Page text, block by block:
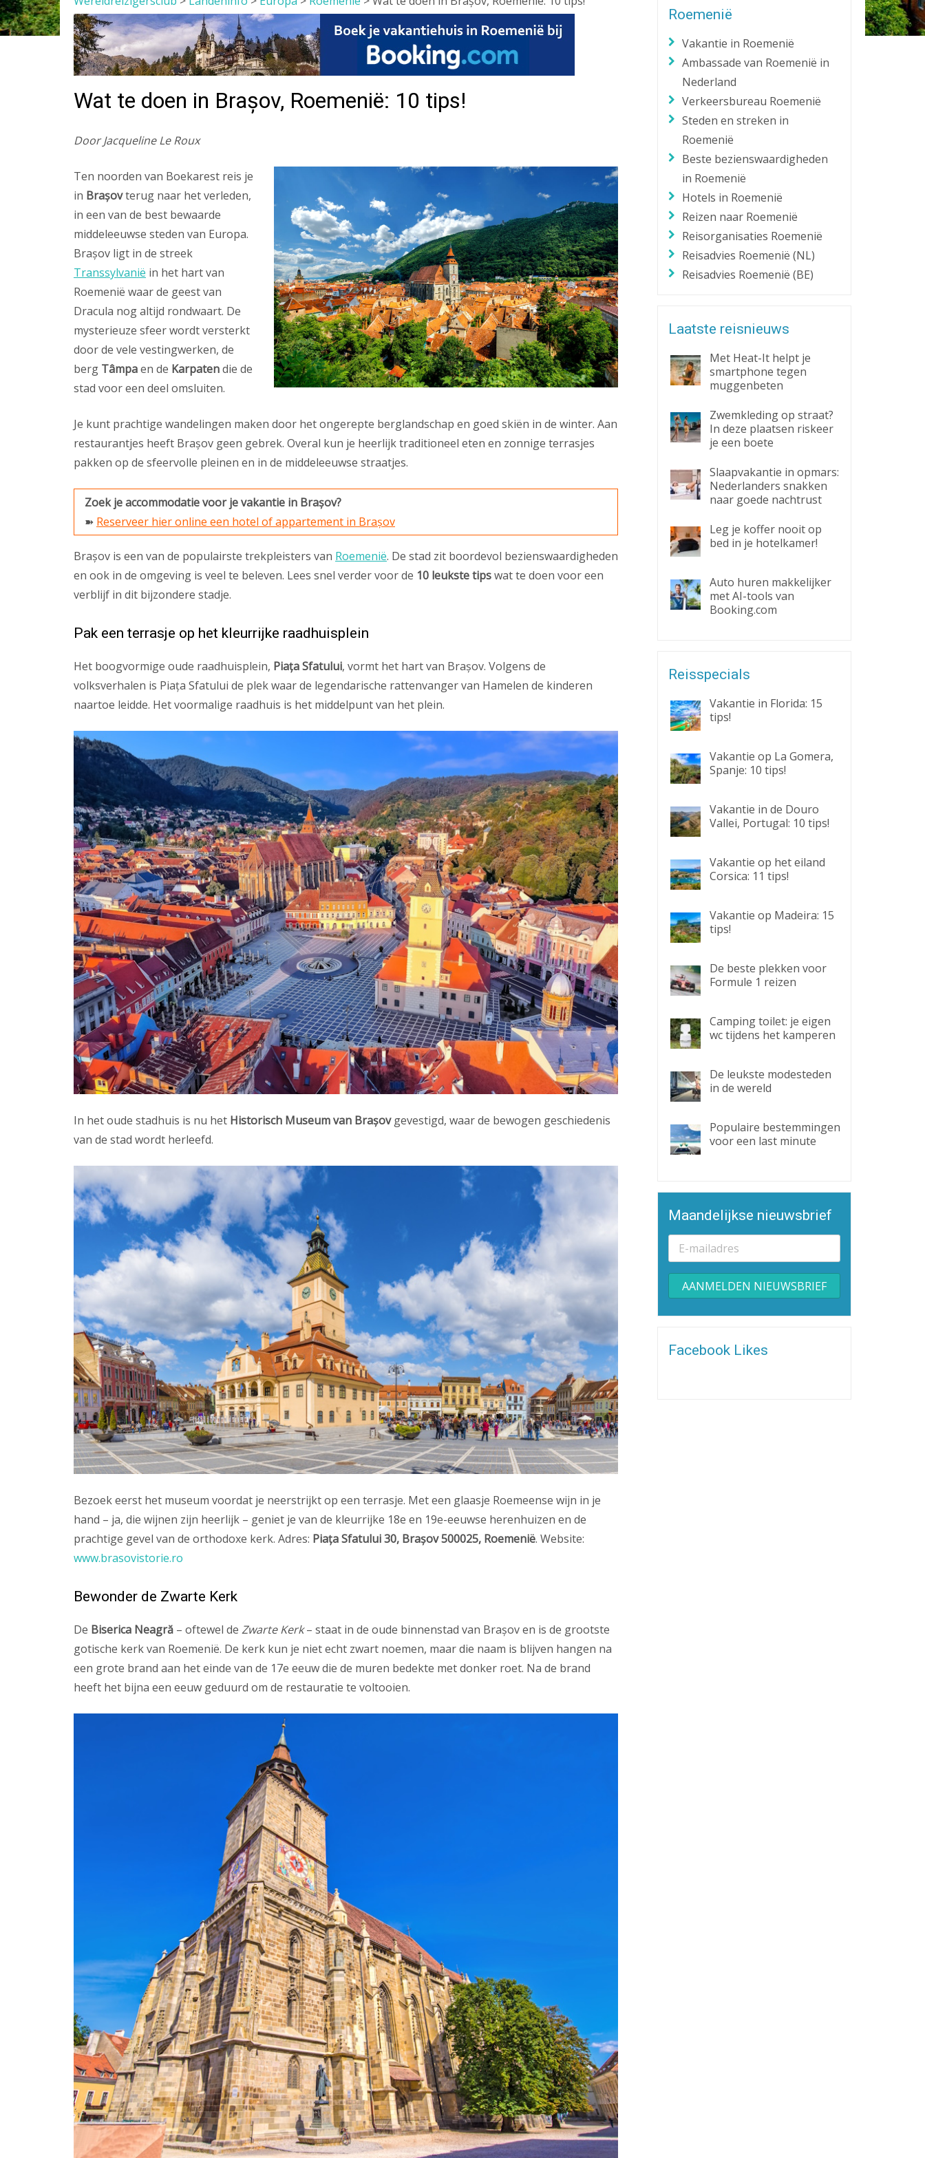
Zaklantaarn
Wat te doen in Brașov, Roemenië: 10 tips!
Door Jacqueline Le Roux
Ten noorden van Boekarest reis je
in Brașovterug naar het verleden,
in een van de best bewaarde
middeleeuwse steden van Europa.
Brașov ligt in de streek
Transsylvanië in het hart van
Roemenië waar de geest van
Dracula nog altijd rondwaart. De
mysterieuze sfeer wordt versterkt
door de vele vestingwerken, de
berg Tâmpaen de Karpatendie de
stad voor een deel omsluiten.
Je kunt prachtige wandelingen maken door het ongerepte berglandschap en goed skiën in de winter. Aan
restaurantjes heeft Brașov geen gebrek. Overal kun je heerlijk traditioneel eten en zonnige terrasjes
pakken op de sfeervolle pleinen en in de middeleeuwse straatjes.
Zoek je accommodatie voor je vakantie in Brașov?
➽ Reserveer hier online een hotel of appartement in Brașov
Brașov is een van de populairste trekpleisters van Roemenië. De stad zit boordevol bezienswaardigheden
en ook in de omgeving is veel te beleven. Lees snel verder voor de 10 leukste tipswat te doen voor een
verblijf in dit bijzondere stadje.
Pak een terrasje op het kleurrijke raadhuisplein
Het boogvormige oude raadhuisplein, Piața Sfatului, vormt het hart van Brașov. Volgens de
volksverhalen is Piața Sfatului de plek waar de legendarische rattenvanger van Hamelen de kinderen
naartoe leidde. Het voormalige raadhuis is het middelpunt van het plein.
In het oude stadhuis is nu het Historisch Museum van Brașovgevestigd, waar de bewogen geschiedenis
van de stad wordt herleefd.
Bezoek eerst het museum voordat je neerstrijkt op een terrasje. Met een glaasje Roemeense wijn in je
hand – ja, die wijnen zijn heerlijk – geniet je van de kleurrijke 18e en 19e-eeuwse herenhuizen en de
prachtige gevel van de orthodoxe kerk. Adres: Piața Sfatului 30, Brașov 500025, Roemenië. Website:
www.brasovistorie.ro
Bewonder de Zwarte Kerk
De Biserica Neagră – oftewel de Zwarte Kerk– staat in de oude binnenstad van Brașov en is de grootste
gotische kerk van Roemenië. De kerk kun je niet echt zwart noemen, maar die naam is blijven hangen na
een grote brand aan het einde van de 17e eeuw die de muren bedekte met donker roet. Na de brand
heeft het bijna een eeuw geduurd om de restauratie te voltooien.
Roemenië
Vakantie in Roemenië
Ambassade van Roemenië in
Nederland
Verkeersbureau Roemenië
Steden en streken in
Roemenië
Beste bezienswaardigheden
in Roemenië
Hotels in Roemenië
Reizen naar Roemenië
Reisorganisaties Roemenië
Reisadvies Roemenië (NL)
Reisadvies Roemenië (BE)
Laatste reisnieuws
Met Heat-It helpt je
smartphone tegen
muggenbeten
Zwemkleding op straat?
In deze plaatsen riskeer
je een boete
Slaapvakantie in opmars:
Nederlanders snakken
naar goede nachtrust
Leg je koffer nooit op
bed in je hotelkamer!
Auto huren makkelijker
met AI-tools van
Booking.com
Reisspecials
Vakantie in Florida: 15
tips!
Vakantie op La Gomera,
Spanje: 10 tips!
Vakantie in de Douro
Vallei, Portugal: 10 tips!
Vakantie op het eiland
Corsica: 11 tips!
Vakantie op Madeira: 15
tips!
De beste plekken voor
Formule 1 reizen
Camping toilet: je eigen
wc tijdens het kamperen
De leukste modesteden
in de wereld
Populaire bestemmingen
voor een last minute
Maandelijkse nieuwsbrief
Alternative:
Facebook Likes